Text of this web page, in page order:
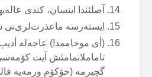
آصلئندا اینسان، کندی
ایستەرسە
(أی موحاممد!) عاجەلە أدیپ
تاماملانمامئش آیت
گچیرمە (حۆکۆم ورمەیە